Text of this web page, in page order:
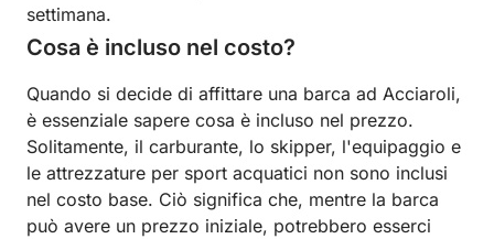
settimana.
Cosa è incluso nel costo?
Quando si decide di affittare una barca ad Acciaroli,
è essenziale sapere cosa è incluso nel prezzo.
Solitamente, il carburante, lo skipper, l'equipaggio e
le attrezzature per sport acquatici non sono inclusi
nel costo base. Ciò significa che, mentre la barca
può avere un prezzo iniziale, potrebbero esserci